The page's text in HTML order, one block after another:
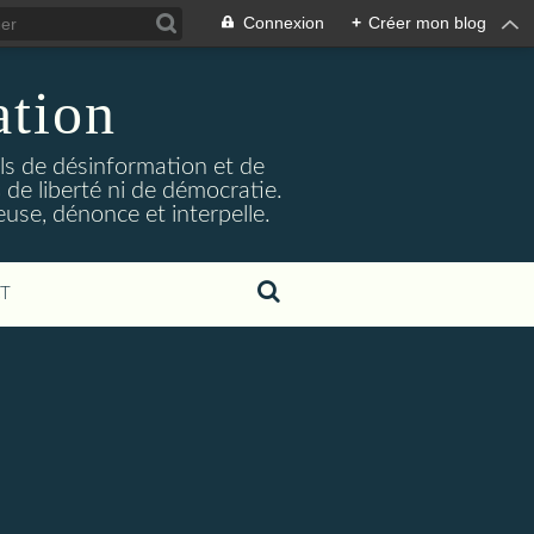
Connexion + Créer mon blog
de désinformation et de
liberté ni de démocratie.
dénonce et interpelle.